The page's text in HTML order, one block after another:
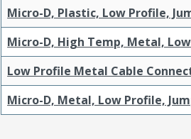
Micro-D, Plastic, Low Profile,
Micro-D, High Temp, Metal,
Low Profile Metal Cable
Micro-D, Metal, Low Profile,